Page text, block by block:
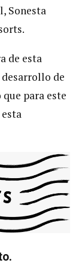
Sonesta
de esta
de
para este